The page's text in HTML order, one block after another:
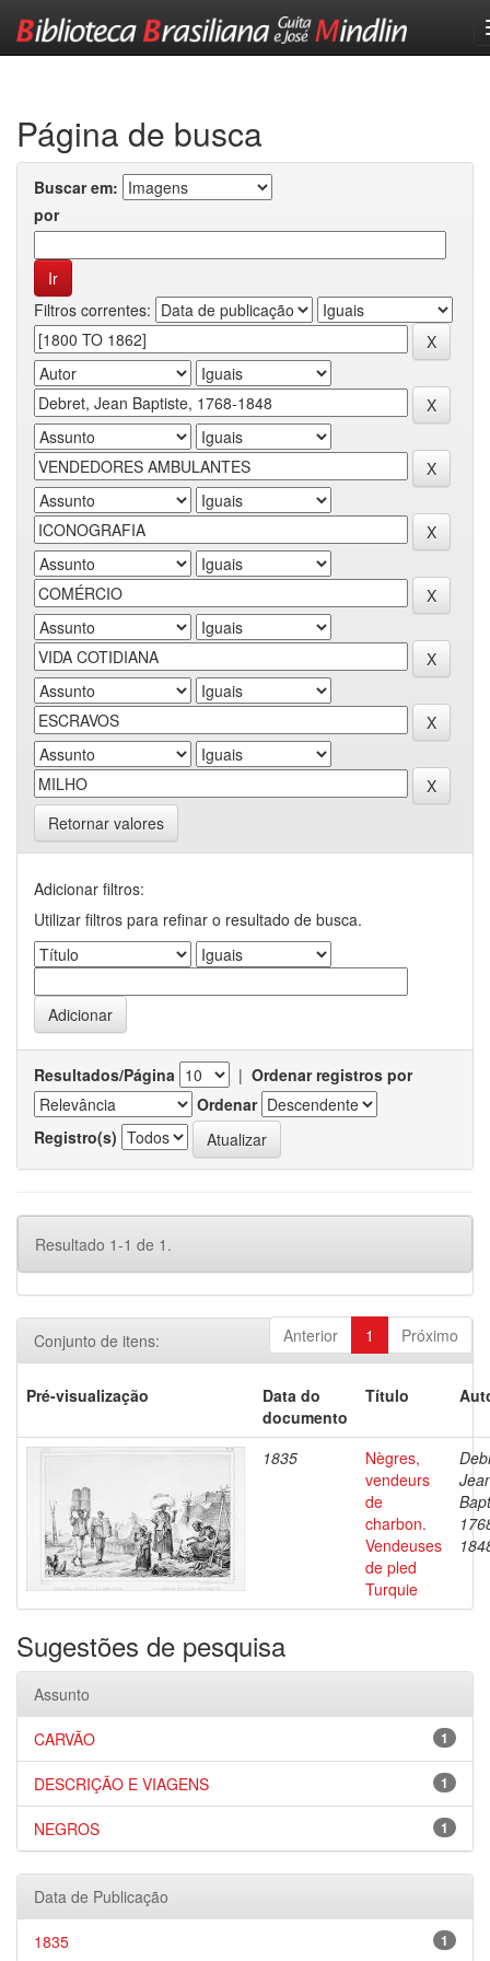
Página de busca
Buscar em:
por
Filtros correntes:
Retornar valores
Adicionar filtros:
Utilizar filtros para refinar o resultado de busca.
Resultados/Página | Ordenar registros por
Ordenar
Registro(s)
Resultado 1-1 de 1.
Anterior 1 Próximo
Conjunto de itens:
Pré-visualização
Data do
documento
Título
1835
Nègres,
vendeurs
de
charbon.
Vendeuses
de pled
Turquie
Sugestões de pesquisa
Assunto
1
CARVÃO
1
DESCRIÇÃO E VIAGENS
1
NEGROS
Data de Publicação
1
1835